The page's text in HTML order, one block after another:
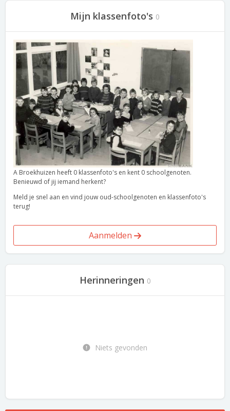
Mijn klassenfoto's 0
A Broekhuizen heeft 0 klassenfoto's en kent 0 schoolgenoten.
Benieuwd of jij iemand herkent?
Meld je snel aan en vind jouw oud-schoolgenoten en klassenfoto's
terug!
Aanmelden
Herinneringen 0
Niets gevonden